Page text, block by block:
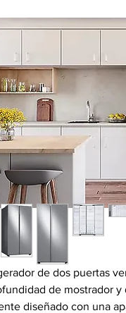
de dos puertas
de mostrador
diseñado con una